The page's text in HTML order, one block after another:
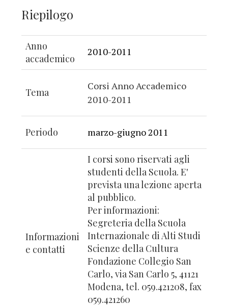
Riepilogo
Anno
accademico
2010-2011
Tema
Corsi Anno Accademico
2010-2011
Periodo marzo-giugno 2011
Informazioni
e contatti
I corsi sono riservati agli
studenti della Scuola. E'
prevista una lezione aperta
al pubblico.
Per informazioni:
Segreteria della Scuola
Internazionale di Alti Studi
Scienze della Cultura
Fondazione Collegio San
Carlo, via San Carlo 5, 41121
Modena, tel. 059.421208, fax
059.421260